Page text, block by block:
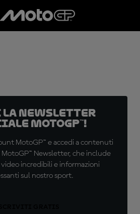
la newsletter
MotoGP™!
MotoGP™ e accedi a contenuti
MotoGP™ Newsletter, che include
video incredibili e informazioni
sul nostro sport.